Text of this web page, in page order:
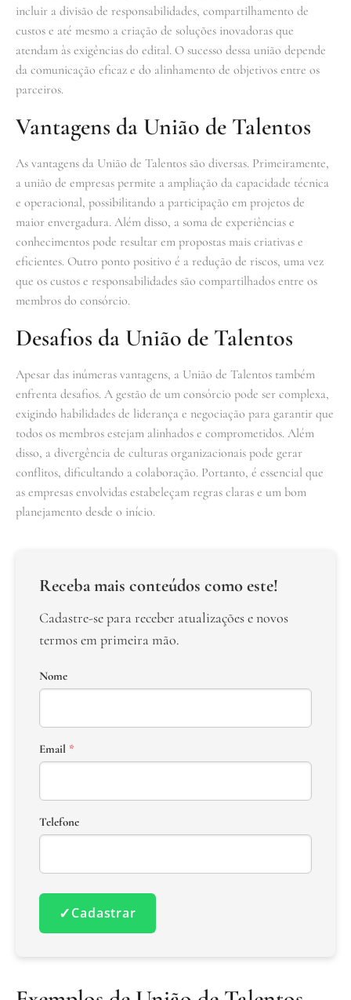
incluir a divisão de responsabilidades, compartilhamento de
custos e até mesmo a criação de soluções inovadoras que
atendam às exigências do edital. O sucesso dessa união depende
da comunicação eficaz e do alinhamento de objetivos entre os
parceiros.
Vantagens da União de Talentos
As vantagens da União de Talentos são diversas. Primeiramente,
a união de empresas permite a ampliação da capacidade técnica
e operacional, possibilitando a participação em projetos de
maior envergadura. Além disso, a soma de experiências e
conhecimentos pode resultar em propostas mais criativas e
eficientes. Outro ponto positivo é a redução de riscos, uma vez
que os custos e responsabilidades são compartilhados entre os
membros do consórcio.
Desafios da União de Talentos
Apesar das inúmeras vantagens, a União de Talentos também
enfrenta desafios. A gestão de um consórcio pode ser complexa,
exigindo habilidades de liderança e negociação para garantir que
todos os membros estejam alinhados e comprometidos. Além
disso, a divergência de culturas organizacionais pode gerar
conflitos, dificultando a colaboração. Portanto, é essencial que
as empresas envolvidas estabeleçam regras claras e um bom
planejamento desde o início.
Receba mais conteúdos como este!
Cadastre-se para receber atualizações e novos
termos em primeira mão.
Nome
Email *
Telefone
✓Cadastrar